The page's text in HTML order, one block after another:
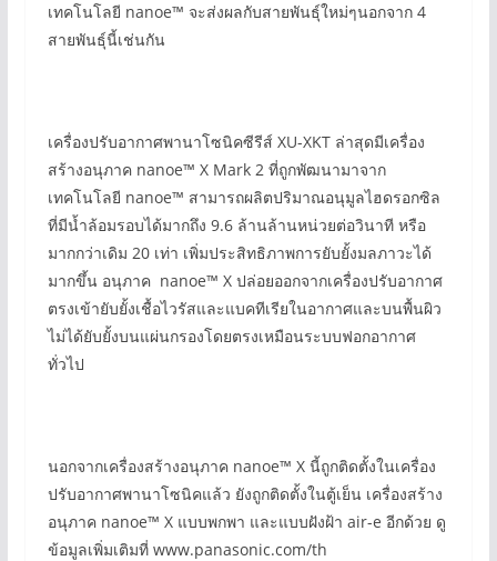
เทคโนโลยี nanoe™ จะส่งผลกับสายพันธุ์ใหม่ๆนอกจาก 4
สายพันธุ์นี้เช่นกัน
เครื่องปรับอากาศพานาโซนิคซีรีส์ XU-XKT ล่าสุดมีเครื่อง
สร้างอนุภาค nanoe™ X Mark 2 ที่ถูกพัฒนามาจาก
เทคโนโลยี nanoe™ สามารถผลิตปริมาณอนุมูลไฮดรอกซิล
ที่มีน้ำล้อมรอบได้มากถึง 9.6 ล้านล้านหน่วยต่อวินาที หรือ
มากกว่าเดิม 20 เท่า เพิ่มประสิทธิภาพการยับยั้งมลภาวะได้
มากขึ้น อนุภาค nanoe™ X ปล่อยออกจากเครื่องปรับอากาศ
ตรงเข้ายับยั้งเชื้อไวรัสและแบคทีเรียในอากาศและบนพื้นผิว
ไม่ได้ยับยั้งบนแผ่นกรองโดยตรงเหมือนระบบฟอกอากาศ
ทั่วไป
นอกจากเครื่องสร้างอนุภาค nanoe™ X นี้ถูกติดตั้งในเครื่อง
ปรับอากาศพานาโซนิคแล้ว ยังถูกติดตั้งในตู้เย็น เครื่องสร้าง
อนุภาค nanoe™ X แบบพกพา และแบบฝังฝ้า air-e อีกด้วย ดู
ข้อมูลเพิ่มเติมที่ www.panasonic.com/th